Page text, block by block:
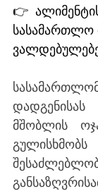
👉
სასამართლო
მშობლის